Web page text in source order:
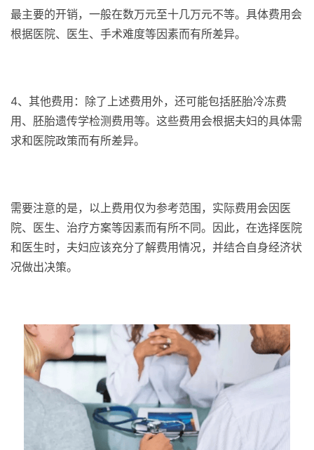
最主要的开销，一般在数万元至十几万元不等。具体费用会
根据医院、医生、手术难度等因素而有所差异。
4、其他费用：除了上述费用外，还可能包括胚胎冷冻费
用、胚胎遗传学检测费用等。这些费用会根据夫妇的具体需
求和医院政策而有所差异。
需要注意的是，以上费用仅为参考范围，实际费用会因医
院、医生、治疗方案等因素而有所不同。因此，在选择医院
和医生时，夫妇应该充分了解费用情况，并结合自身经济状
况做出决策。